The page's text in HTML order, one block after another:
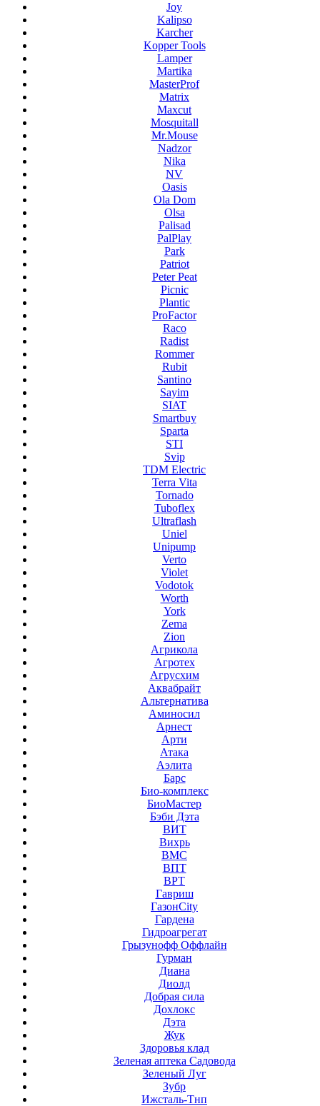
Joy
Kalipso
Karcher
Kopper Tools
Lamper
Martika
MasterProf
Matrix
Maxcut
Mosquitall
Mr.Mouse
Nadzor
Nika
NV
Oasis
Ola Dom
Olsa
Palisad
PalPlay
Park
Patriot
Peter Peat
Picnic
Plantic
ProFactor
Raco
Radist
Rommer
Rubit
Santino
Sayim
SIAT
Smartbuy
Sparta
STI
Svip
TDM Electric
Terra Vita
Tornado
Tuboflex
Ultraflash
Uniel
Unipump
Verto
Violet
Vodotok
Worth
York
Zema
Zion
Агрикола
Агротех
Агрусхим
Аквабрайт
Альтернатива
Аминосил
Арнест
Арти
Атака
Аэлита
Барс
Био-комплекс
БиоМастер
Бэби Дэта
ВИТ
Вихрь
ВМС
ВПТ
ВРТ
Гавриш
ГазонCity
Гардена
Гидроагрегат
Грызунофф Оффлайн
Гурман
Диана
Диолд
Добрая сила
Дохлокс
Дэта
Жук
Здоровья клад
Зеленая аптека Садовода
Зеленый Луг
Зубр
Ижсталь-Тнп